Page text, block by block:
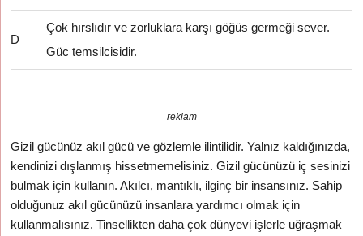
D
Çok hırslıdır ve zorluklara karşı göğüs germeği sever.
Güc temsilcisidir.
reklam
Gizil gücünüz akıl gücü ve gözlemle ilintilidir. Yalnız kaldığınızda,
kendinizi dışlanmış hissetmemelisiniz. Gizil gücünüzü iç sesinizi
bulmak için kullanın. Akılcı, mantıklı, ilginç bir insansınız. Sahip
olduğunuz akıl gücünüzü insanlara yardımcı olmak için
kullanmalısınız. Tinsellikten daha çok dünyevi işlerle uğraşmak